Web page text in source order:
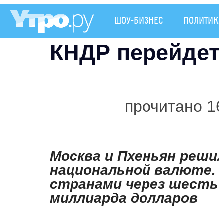
ШОУ-БИЗНЕС
КНДР
прочитано
Москва и Пхеньян
национальной
странами через
миллиарда долларов